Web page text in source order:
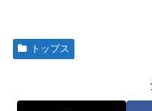
トップス